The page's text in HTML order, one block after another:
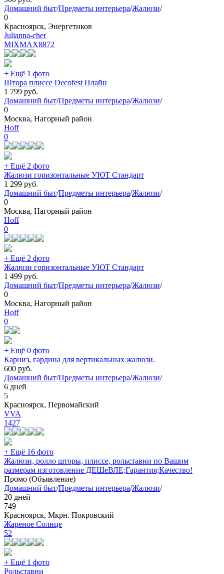
Домашний быт/Предметы интерьера/Жалюзи/
0
Красноярск, Энергетиков
Julianna-cher
MIXMAX8872
+ Ещё 1 фото
Штора плиссе Decofest Плайн
1 799 руб.
Домашний быт/Предметы интерьера/Жалюзи/
0
Москва, Нагорный район
Hoff
0
+ Ещё 2 фото
Жалюзи горизонтальные УЮТ Стандарт
1 299 руб.
Домашний быт/Предметы интерьера/Жалюзи/
0
Москва, Нагорный район
Hoff
0
+ Ещё 2 фото
Жалюзи горизонтальные УЮТ Стандарт
1 499 руб.
Домашний быт/Предметы интерьера/Жалюзи/
0
Москва, Нагорный район
Hoff
0
+ Ещё 0 фото
Карниз, гардина для вертикальных жалюзи.
600 руб.
Домашний быт/Предметы интерьера/Жалюзи/
6 дней
5
Красноярск, Первомайский
VVA
1427
+ Ещё 16 фото
Жалюзи, ролло шторы, плиссе, рольставни по Вашим
размерам изготовление ДЕШеВЛЕ;Гарантия;Качество!
Промо (Объявление)
Домашний быт/Предметы интерьера/Жалюзи/
20 дней
749
Красноярск, Мкрн. Покровский
Жареное Солнце
52
+ Ещё 1 фото
Рольставни